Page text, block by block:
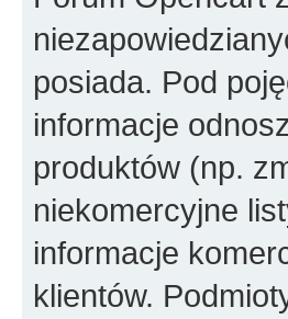
posiada. Pod
informacje
produktów (np.
niekomercyjne
informacje
klientów.